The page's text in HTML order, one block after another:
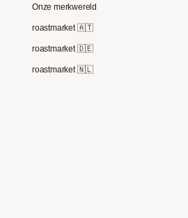
Onze merkwereld
roastmarket 🇦🇹
roastmarket 🇩🇪
roastmarket 🇳🇱